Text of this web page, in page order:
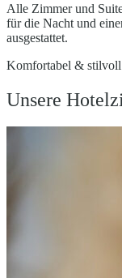
Alle Zimmer und
für die Nacht und
ausgestattet.
Komfortabel & stilvoll
Unsere